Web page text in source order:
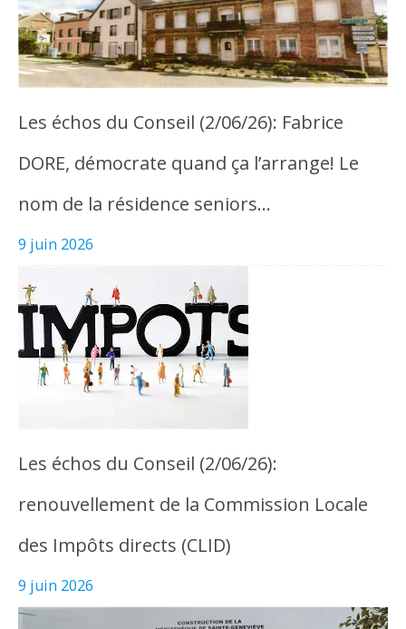
Les échos du Conseil (2/06/26): Fabrice
DORE, démocrate quand ça l’arrange! Le
nom de la résidence seniors…
9 juin 2026
Les échos du Conseil (2/06/26):
renouvellement de la Commission Locale
des Impôts directs (CLID)
9 juin 2026